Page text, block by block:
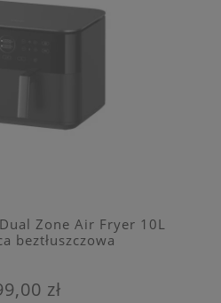
Zone Air Fryer 10L
beztłuszczowa
zł